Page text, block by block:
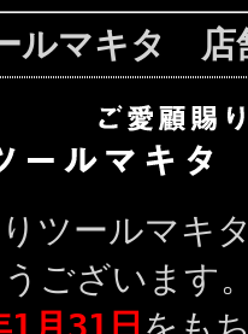
マキタ 店
ツールマキ
ございます